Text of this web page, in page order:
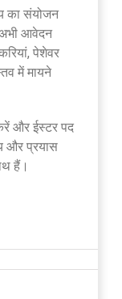
का संयोजन
आवेदन
पेशेवर
में मायने
और ईस्टर पद
और प्रयास
हैं।